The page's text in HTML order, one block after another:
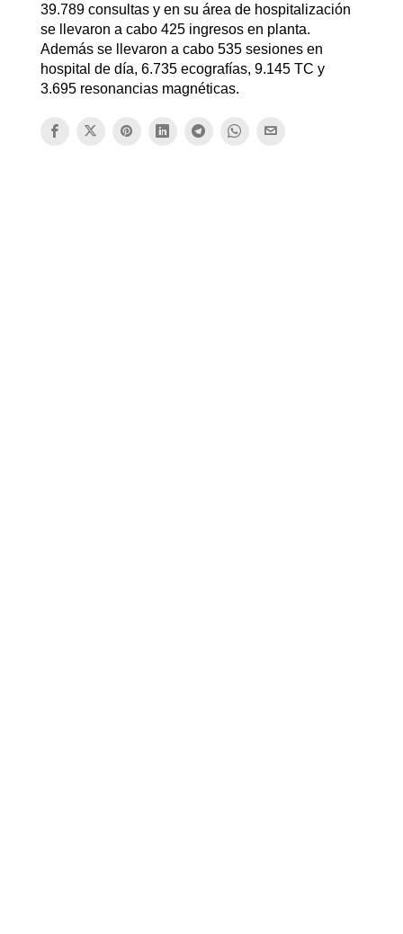
39.789 consultas y en su área de hospitalización
se llevaron a cabo 425 ingresos en planta.
Además se llevaron a cabo 535 sesiones en
hospital de día, 6.735 ecografías, 9.145 TC y
3.695 resonancias magnéticas.